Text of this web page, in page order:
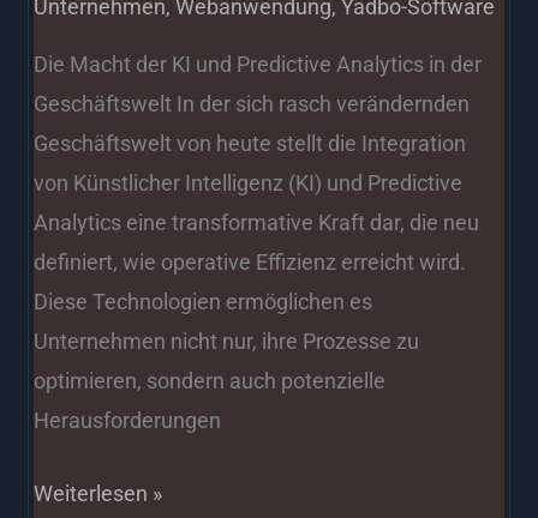
Unternehmen,Webanwendung,Yadbo-Software
Die Macht der KI und Predictive Analytics in der
Geschäftswelt In der sich rasch verändernden
Geschäftswelt von heute stellt die Integration
von Künstlicher Intelligenz (KI) und Predictive
Analytics eine transformative Kraft dar, die neu
definiert, wie operative Effizienz erreicht wird.
Diese Technologien ermöglichen es
Unternehmen nicht nur, ihre Prozesse zu
optimieren, sondern auch potenzielle
Herausforderungen
Weiterlesen »